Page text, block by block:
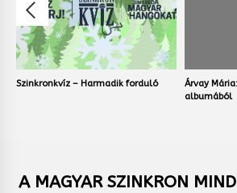
Árvay Mária: Pillanatképek az Élet
A MAGYAR SZINKRON